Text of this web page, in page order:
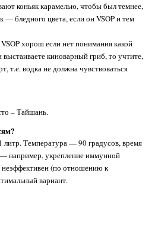
коньяк карамелью, чтобы был темнее,
— бледного цвета, если он VSOP и тем
хорош если нет понимания какой
киноварный гриб, то учтите,
т.е. водка не должна чувствоваться
– Тайшань.
литр. Температура — 90 градусов, время
— например, укрепление иммунной
(по отношению к
вариант.